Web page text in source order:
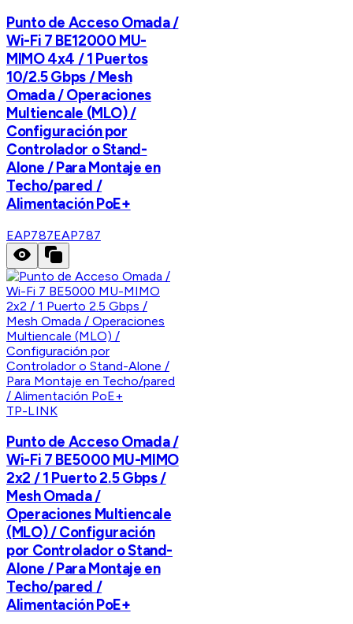
Punto de Acceso Omada /
Wi-Fi 7 BE12000 MU-
MIMO 4x4 / 1 Puertos
10/2.5 Gbps / Mesh
Omada / Operaciones
Multiencale (MLO) /
Configuración por
Controlador o Stand-
Alone / Para Montaje en
Techo/pared /
Alimentación PoE+
EAP787EAP787
TP-LINK
Punto de Acceso Omada /
Wi-Fi 7 BE5000 MU-MIMO
2x2 / 1 Puerto 2.5 Gbps /
Mesh Omada /
Operaciones Multiencale
(MLO) / Configuración
por Controlador o Stand-
Alone / Para Montaje en
Techo/pared /
Alimentación PoE+